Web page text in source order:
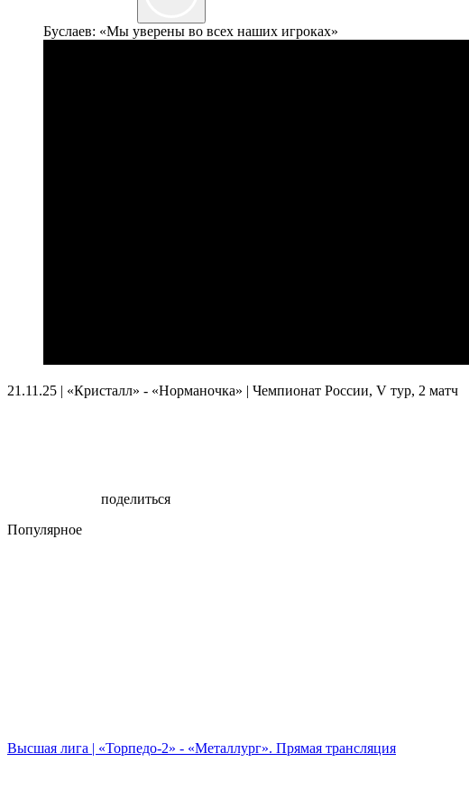
Буслаев: «Мы уверены во всех наших игроках»
21.11.25 | «Кристалл» - «Норманочка» | Чемпионат России, V тур, 2 матч
поделиться
Популярное
Высшая лига | «Торпедо-2» - «Металлург». Прямая трансляция